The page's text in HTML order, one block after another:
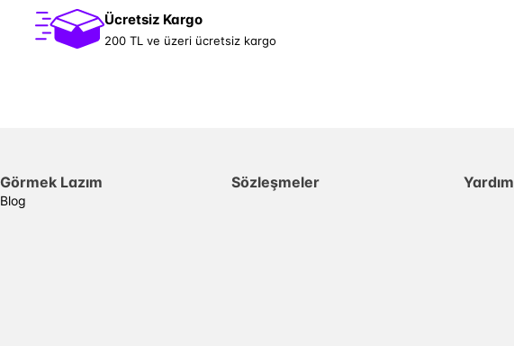
Ücretsiz Kargo
200 TL ve üzeri ücretsiz kargo
Görmek Lazım
Blog
Sözleşmeler Yardım